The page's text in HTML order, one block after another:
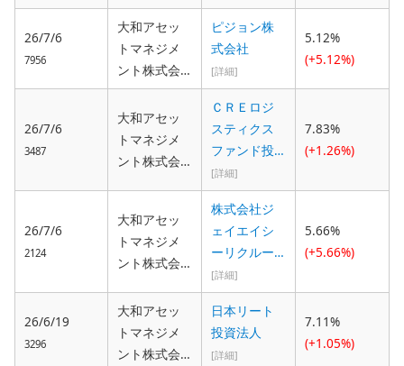
26/7/6
7956
大和アセッ
トマネジメ
ント株式会
社
ピジョン株
式会社
[詳細]
5.12%
(+5.12%)
26/7/6
3487
大和アセッ
トマネジメ
ント株式会
ＣＲＥロジ
スティクス
ファンド投
資法人
[詳細]
7.83%
(+1.26%)
26/7/6
2124
大和アセッ
トマネジメ
ント株式会
株式会社ジ
ェイエイシ
ーリクルー
トメント
[詳細]
5.66%
(+5.66%)
26/6/19
3296
大和アセッ
トマネジメ
ント株式会
日本リート
投資法人
[詳細]
7.11%
(+1.05%)